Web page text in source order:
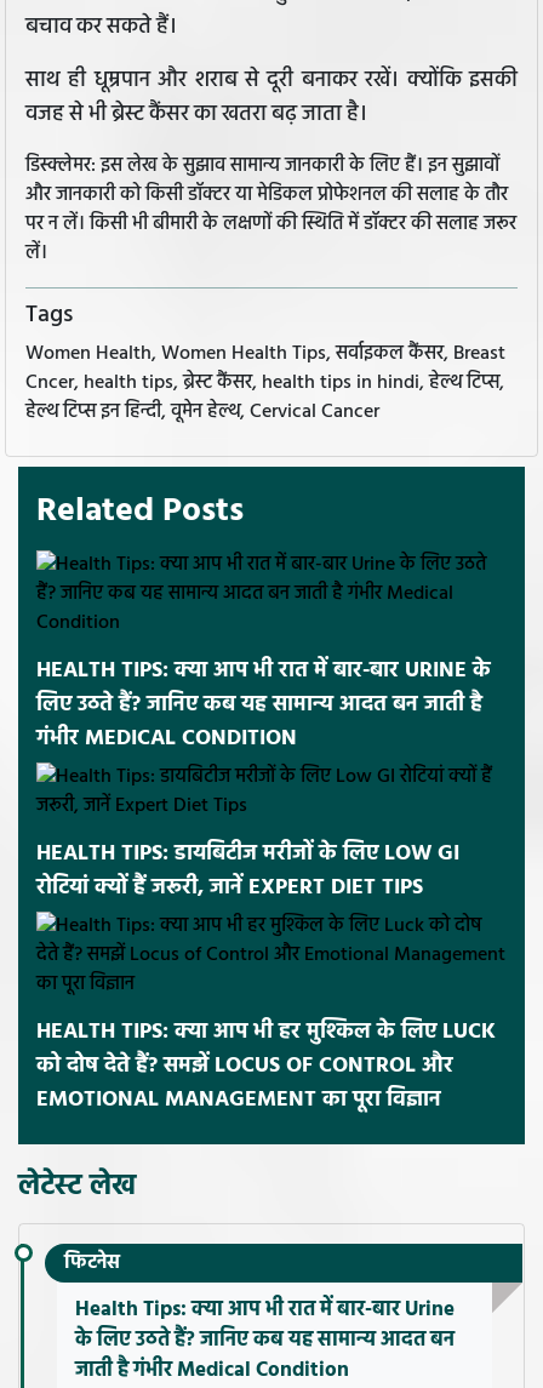
बचाव कर सकते हैं।
साथ ही धूम्रपान और शराब से दूरी बनाकर रखें। क्योंकि इसकी
वजह से भी ब्रेस्ट कैंसर का खतरा बढ़ जाता है।
डिस्क्लेमर: इस लेख के सुझाव सामान्य जानकारी के लिए हैं। इन सुझावों
और जानकारी को किसी डॉक्टर या मेडिकल प्रोफेशनल की सलाह के तौर
पर न लें। किसी भी बीमारी के लक्षणों की स्थिति में डॉक्टर की सलाह जरूर
लें।
Tags
Women Health, Women Health Tips, सर्वाइकल कैंसर, Breast
Cncer, health tips, ब्रेस्ट कैंसर, health tips in hindi, हेल्थ टिप्स,
हेल्थ टिप्स इन हिन्दी, वूमेन हेल्थ, Cervical Cancer
Related Posts
HEALTH TIPS: क्या आप भी रात में बार-बार URINE के
लिए उठते हैं? जानिए कब यह सामान्य आदत बन जाती है
गंभीर MEDICAL CONDITION
HEALTH TIPS: डायबिटीज मरीजों के लिए LOW GI
रोटियां क्यों हैं जरूरी, जानें EXPERT DIET TIPS
HEALTH TIPS: क्या आप भी हर मुश्किल के लिए LUCK
को दोष देते हैं? समझें LOCUS OF CONTROL और
EMOTIONAL MANAGEMENT का पूरा विज्ञान
लेटेस्ट लेख
फिटनेस
Health Tips: क्या आप भी रात में बार-बार Urine
के लिए उठते हैं? जानिए कब यह सामान्य आदत बन
जाती है गंभीर Medical Condition